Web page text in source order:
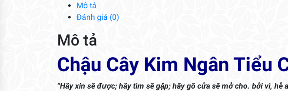
Mô tả
Đánh giá (0)
Mô tả
Chậu Cây Kim Ngân Tiểu
“Hãy xin sẽ được; hãy tìm sẽ gặp; hãy gõ cửa sẽ mở cho. bởi vì,